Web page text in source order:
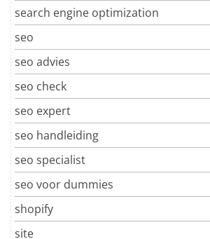
search engine optimization
seo
seo advies
seo check
seo expert
seo handleiding
seo specialist
seo voor dummies
shopify
site